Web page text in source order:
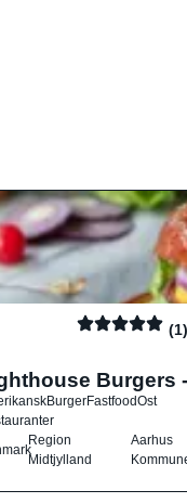
(1)
Burgers
BurgerFastfoodOst
Region
Midtjylland
Aarhus